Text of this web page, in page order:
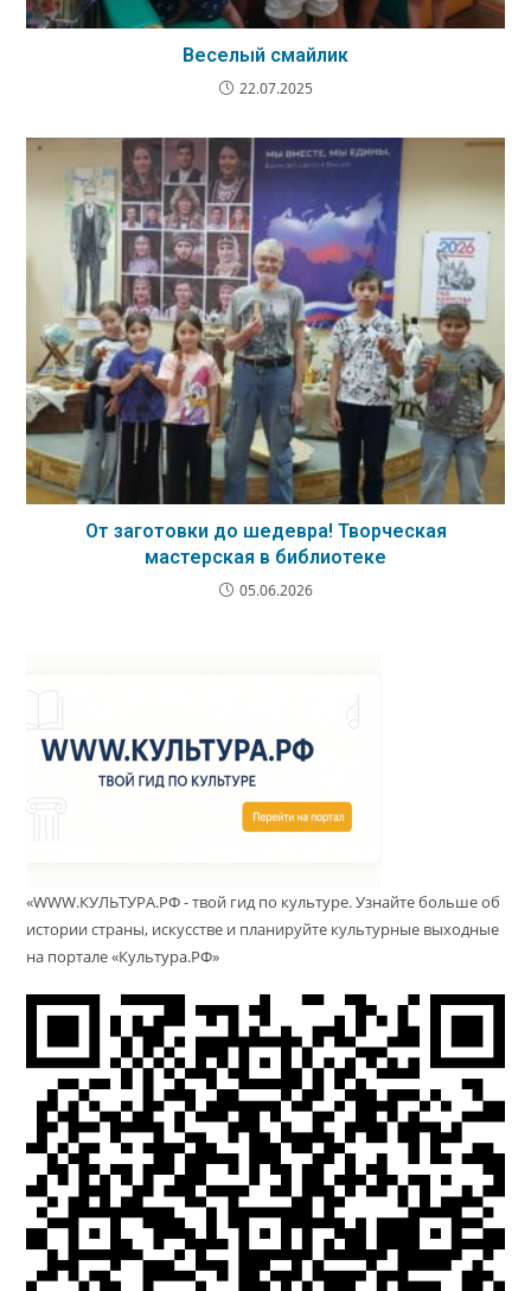
Веселый смайлик
22.07.2025
От заготовки до шедевра! Творческая
мастерская в библиотеке
05.06.2026
«WWW.КУЛЬТУРА.РФ - твой гид по культуре. Узнайте больше об
истории страны, искусстве и планируйте культурные выходные
на портале «Культура.РФ»